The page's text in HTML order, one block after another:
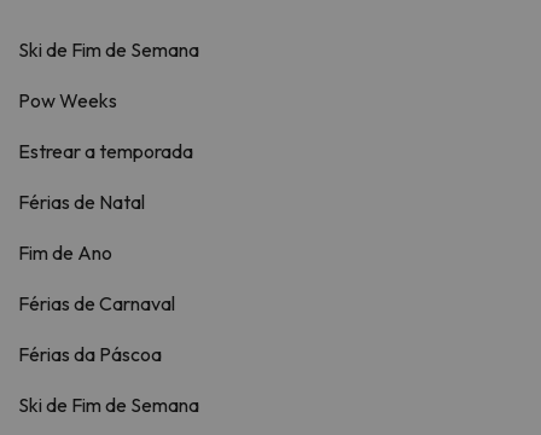
Ski de Fim de Semana
Pow Weeks
Estrear a temporada
Férias de Natal
Fim de Ano
Férias de Carnaval
Férias da Páscoa
Ski de Fim de Semana